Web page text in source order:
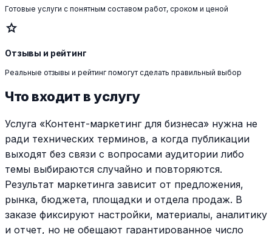
Готовые услуги с понятным составом работ, сроком и ценой
star
Отзывы и рейтинг
Реальные отзывы и рейтинг помогут сделать правильный выбор
Что входит в услугу
Услуга «Контент-маркетинг для бизнеса» нужна не
ради технических терминов, а когда публикации
выходят без связи с вопросами аудитории либо
темы выбираются случайно и повторяются.
Результат маркетинга зависит от предложения,
рынка, бюджета, площадки и отдела продаж. В
заказе фиксируют настройки, материалы, аналитику
и отчет, но не обещают гарантированное число